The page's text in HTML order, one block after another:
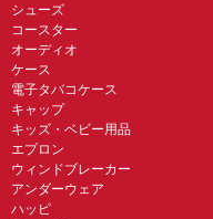
シューズ
コースター
オーディオ
ケース
電子タバコケース
キャップ
キッズ・ベビー用品
エプロン
ウィンドブレーカー
アンダーウェア
ハッピ